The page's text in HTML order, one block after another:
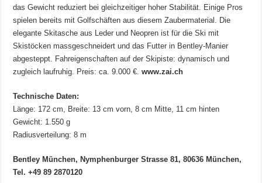
das Gewicht reduziert bei gleichzeitiger hoher Stabilität. Einige Pros
spielen bereits mit Golfschäften aus diesem Zaubermaterial. Die
elegante Skitasche aus Leder und Neopren ist für die Ski mit
Skistöcken massgeschneidert und das Futter in Bentley-Manier
abgesteppt. Fahreigenschaften auf der Skipiste: dynamisch und
zugleich laufruhig. Preis: ca. 9.000 €.www.zai.ch
Technische Daten:
Länge: 172 cm, Breite: 13 cm vorn, 8 cm Mitte, 11 cm hinten
Gewicht: 1.550 g
Radiusverteilung: 8 m
Bentley München, Nymphenburger Strasse 81, 80636 München,
Tel. +49 89 2870120